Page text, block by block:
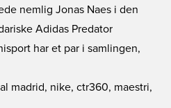
nemlig Jonas Naes i den
Adidas Predator
har et par i samlingen,